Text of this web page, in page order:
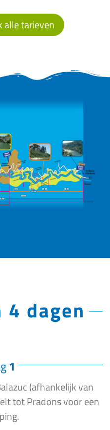
alle tarieven
4 dagen
1
(afhankelijk van
tot Pradons voor een